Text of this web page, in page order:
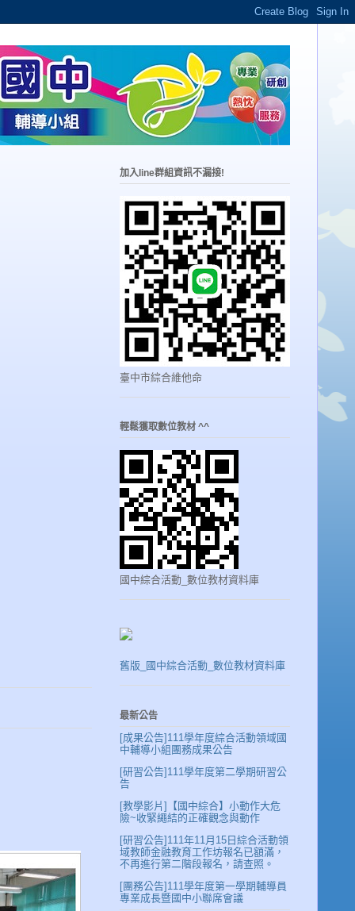
加入line群組資訊不漏接!
臺中市綜合維他命
輕鬆獲取數位教材 ^^
國中綜合活動_數位教材資料庫
舊版_國中綜合活動_數位教材資料庫
最新公告
[成果公告]111學年度綜合活動領域國
中輔導小組團務成果公告
[研習公告]111學年度第二學期研習公
告
[教學影片]【國中綜合】小動作大危
險~收緊繩結的正確觀念與動作
[研習公告]111年11月15日綜合活動領
域教師金融教育工作坊報名已額滿，
不再進行第二階段報名，請查照。
[團務公告]111學年度第一學期輔導員
專業成長暨國中小聯席會議